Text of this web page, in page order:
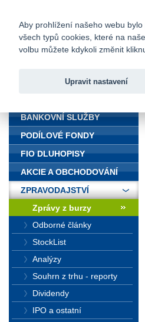
Fio banka
BANKOVNÍ SLUŽBY
PODÍLOVÉ FONDY
FIO DLUHOPISY
AKCIE A OBCHODOVÁNÍ
ZPRAVODAJSTVÍ
Zprávy z burzy
Odborné články
StockList
Analýzy
Souhrn z trhu - reporty
Dividendy
IPO a ostatní
Aby prohlížení našeho webu
všech typů cookies, které na
volbu můžete kdykoli změnit
Upravit nastavení